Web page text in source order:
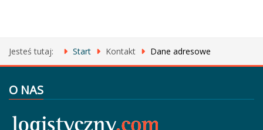
Jesteś tutaj: Start Kontakt Dane adresowe
O NAS